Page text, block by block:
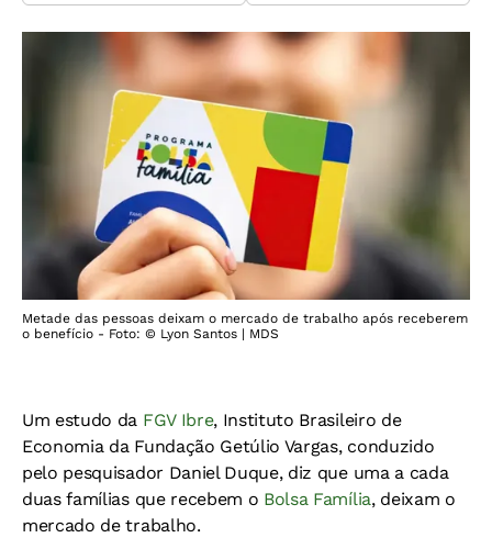
Metade das pessoas deixam o mercado de trabalho após receberem
o benefício - Foto: © Lyon Santos | MDS
Um estudo da FGV Ibre, Instituto Brasileiro de
Economia da Fundação Getúlio Vargas, conduzido
pelo pesquisador Daniel Duque, diz que uma a cada
duas famílias que recebem o Bolsa Família, deixam o
mercado de trabalho.